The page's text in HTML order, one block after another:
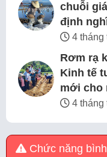
chuỗi
định
4
Rơm rạ
Kinh tế
mới cho
4
Chức năng